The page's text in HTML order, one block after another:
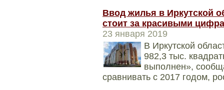
Ввод жилья в Иркутской
стоит за красивыми
23 января 2019
В Иркутской
982,3 тыс.
выполнен»,
сравнивать с 2017 годом,